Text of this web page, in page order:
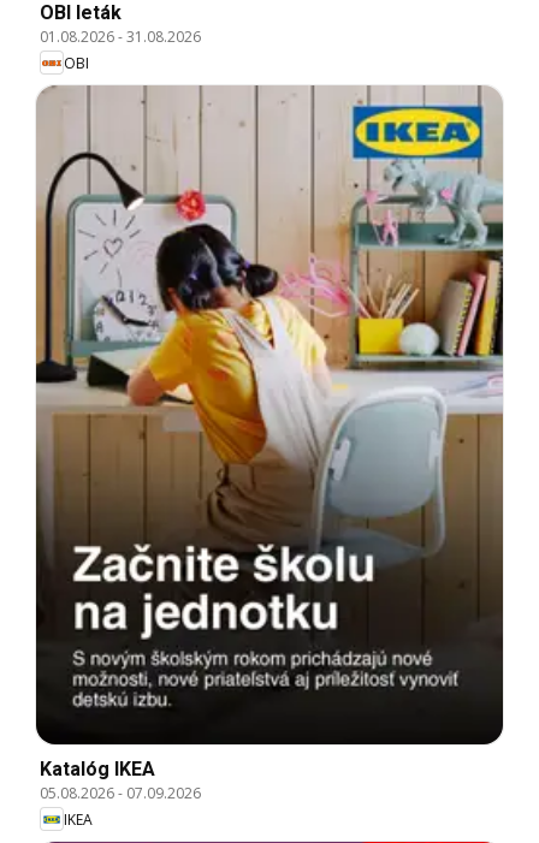
OBI leták
01.08.2026-31.08.2026
OBI
Katalóg IKEA
05.08.2026- 07.09.2026
IKEA